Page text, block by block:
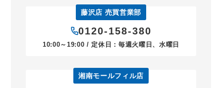
藤沢店 売買営業部
0120-158-380
10:00～19:00 / 定休日：毎週火曜日、水曜日
湘南モールフィル店